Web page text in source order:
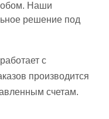
Наши
решение под
с
производится
счетам.